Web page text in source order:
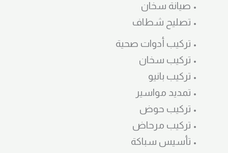
• صيانة سخان
• تصليح شطاف
• تركيب أدوات صحية
• تركيب سخان
• تركيب بانيو
• تمديد مواسير
• تركيب حوض
• تركيب مرحاض
• تأسيس سباكة